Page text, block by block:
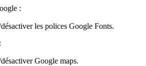
:
les polices Google Fonts.
Google maps.